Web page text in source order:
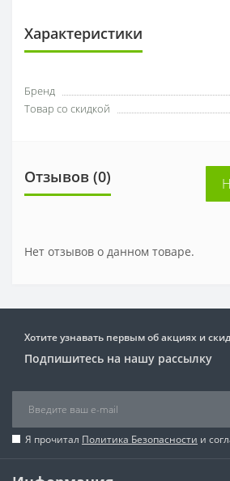
Характеристики
Бренд
Товар со скидкой
Отзывов (0)
Нет отзывов о данном товаре.
Хотите узнавать первым об акциях и
Подпишитесь на нашу рассылку
Я прочитал Политика Безопасности и